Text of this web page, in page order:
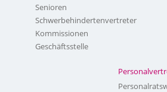
Senioren
Schwerbehindertenvertreter
Kommissionen
Geschäftsstelle